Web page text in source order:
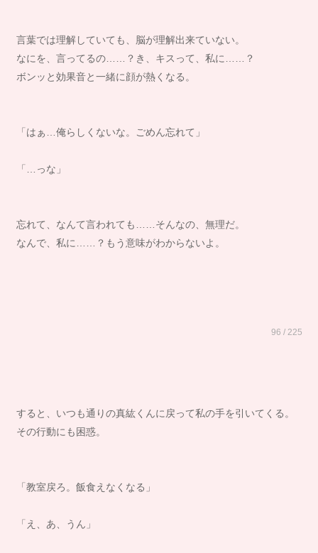
言葉では理解していても、脳が理解出来ていない。
なにを、言ってるの……？き、キスって、私に……？
ボンッと効果音と一緒に顔が熱くなる。
「はぁ…俺らしくないな。ごめん忘れて」
「…っな」
忘れて、なんて言われても……そんなの、無理だ。
なんで、私に……？もう意味がわからないよ。
96 / 225
すると、いつも通りの真紘くんに戻って私の手を引いてくる。
その行動にも困惑。
「教室戻ろ。飯食えなくなる」
「え、あ、うん」